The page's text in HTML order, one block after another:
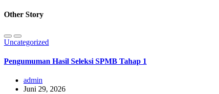
Other Story
Uncategorized
Pengumuman Hasil Seleksi SPMB Tahap 1
admin
Juni 29, 2026